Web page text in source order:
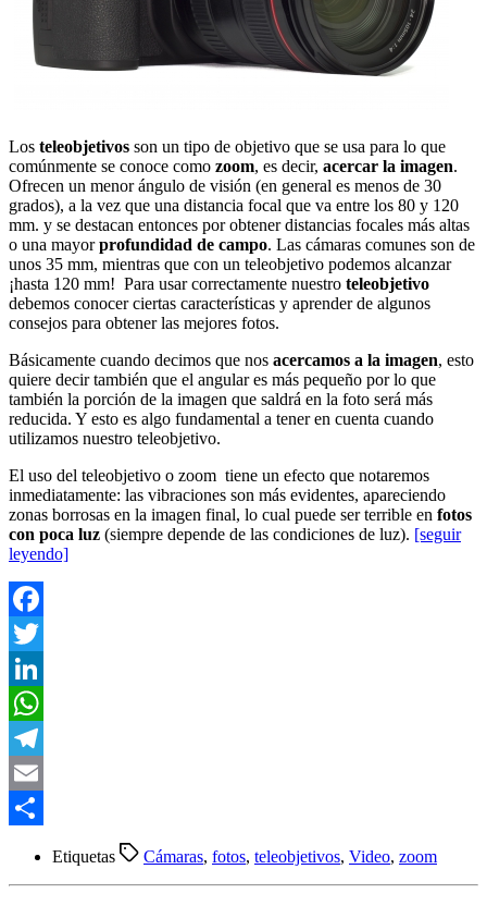
Los teleobjetivos son un tipo de objetivo que se usa para lo que
comúnmente se conoce como zoom, es decir, acercar la imagen.
Ofrecen un menor ángulo de visión (en general es menos de 30
grados), a la vez que una distancia focal que va entre los 80 y 120
mm. y se destacan entonces por obtener distancias focales más altas
o una mayorprofundidad de campo. Las cámaras comunes son de
unos 35 mm, mientras que con un teleobjetivo podemos alcanzar
¡hasta 120 mm! Para usar correctamente nuestro teleobjetivo
debemos conocer ciertas características y aprender de algunos
consejos para obtener las mejores fotos.
Básicamente cuando decimos que nos acercamos a la imagen, esto
quiere decir también que el angular es más pequeño por lo que
también la porción de la imagen que saldrá en la foto será más
reducida. Y esto es algo fundamental a tener en cuenta cuando
utilizamos nuestro teleobjetivo.
El uso del teleobjetivo o zoom tiene un efecto que notaremos
inmediatamente: las vibraciones son más evidentes, apareciendo
zonas borrosas en la imagen final, lo cual puede ser terrible en fotos
con poca luz (siempre depende de las condiciones de luz). [seguir
leyendo]
Facebook
Twitter
LinkedIn
WhatsApp
Telegram
Email
Etiquetas Cámaras, fotos, teleobjetivos, Video, zoom